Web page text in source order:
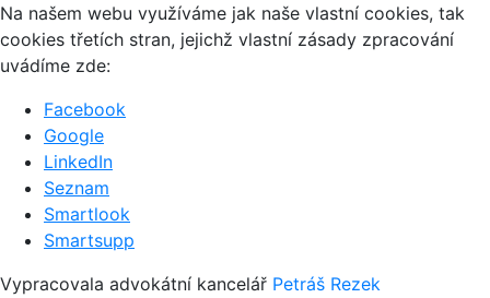
Na našem webu využíváme jak naše vlastní cookies, tak
cookies třetích stran, jejichž vlastní zásady zpracování
uvádíme zde:
Facebook
Google
LinkedIn
Seznam
Smartlook
Smartsupp
Vypracovala advokátní kancelář Petráš Rezek